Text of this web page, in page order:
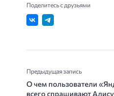
Поделитесь с друзьями
Предыдущая запись
О чем пользователи
всего спрашивают